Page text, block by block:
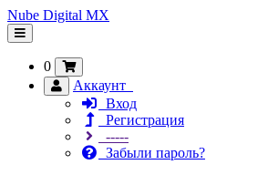
Nube Digital MX
Переключить
навигацию
0
Аккаунт
Вход
Регистрация
-----
Забыли пароль?